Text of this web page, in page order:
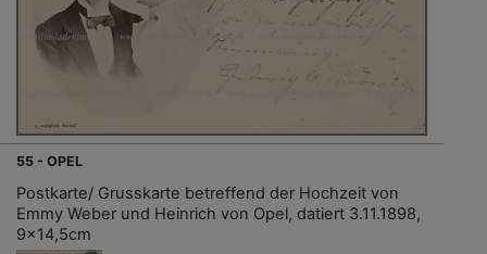
55 - OPEL
Postkarte/ Grusskarte betreffend der Hochzeit von
Emmy Weber und Heinrich von Opel, datiert 3.11.1898,
9x14,5cm